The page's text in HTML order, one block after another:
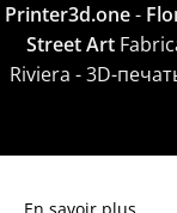
Printer3d.one-
Street Art
Riviera - 3D-